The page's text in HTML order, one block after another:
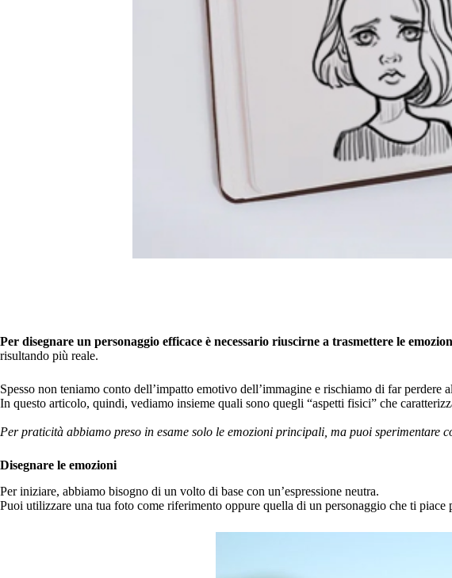
Per disegnare un personaggio efficace è necessario riuscirne a trasmettere le
risultando più reale.
Spesso non teniamo conto dell’impatto emotivo dell’immagine e rischiamo di far
In questo articolo, quindi, vediamo insieme quali sono quegli “aspetti fisici” che
Per praticità abbiamo preso in esame solo le emozioni principali, ma puoi sperimentare
Disegnare le emozioni
Per iniziare, abbiamo bisogno di un volto di base con un’espressione neutra.
Puoi utilizzare una tua foto come riferimento oppure quella di un personaggio che ti